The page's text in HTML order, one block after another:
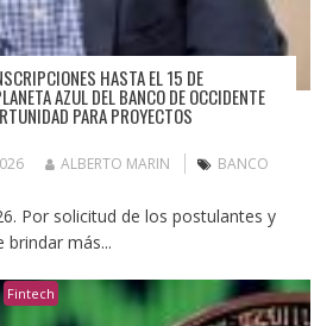
HASTA EL 15 DE
AZUL DEL BANCO DE OCCIDENTE
PARA PROYECTOS
ALBERTO MARIN
BANCO
Por solicitud de los postulantes y
más...
Fintech